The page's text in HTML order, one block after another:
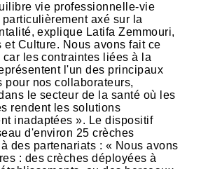
vie professionnelle-vie
axé sur la
explique Latifa Zemmouri,
et Culture. Nous avons fait ce
les contraintes liées à la
l'un des principaux
pour nos collaborateurs,
le secteur de la santé où les
rendent les solutions
inadaptées ». Le dispositif
d'environ 25 crèches
des partenariats : « Nous avons
: des crèches déployées à